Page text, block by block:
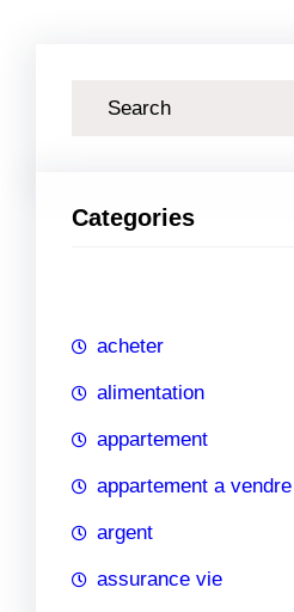
h
Categories
acheter
alimentation
appartement
appartement a vendre
argent
assurance vie